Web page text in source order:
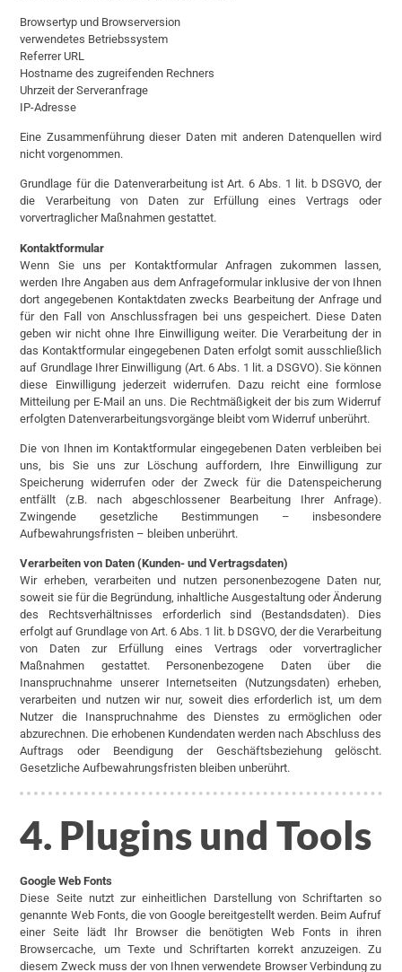
Browsertyp und Browserversion
verwendetes Betriebssystem
Referrer URL
Hostname des zugreifenden Rechners
Uhrzeit der Serveranfrage
IP-Adresse
Eine Zusammenführung dieser Daten mit anderen Datenquellen wird
nicht vorgenommen.
Grundlage für die Datenverarbeitung ist Art. 6 Abs. 1 lit. b DSGVO, der
die Verarbeitung von Daten zur Erfüllung eines Vertrags oder
vorvertraglicher Maßnahmen gestattet.
Kontaktformular
Wenn Sie uns per Kontaktformular Anfragen zukommen lassen,
werden Ihre Angaben aus dem Anfrageformular inklusive der von Ihnen
dort angegebenen Kontaktdaten zwecks Bearbeitung der Anfrage und
für den Fall von Anschlussfragen bei uns gespeichert. Diese Daten
geben wir nicht ohne Ihre Einwilligung weiter. Die Verarbeitung der in
das Kontaktformular eingegebenen Daten erfolgt somit ausschließlich
auf Grundlage Ihrer Einwilligung (Art. 6 Abs. 1 lit. a DSGVO). Sie können
diese Einwilligung jederzeit widerrufen. Dazu reicht eine formlose
Mitteilung per E-Mail an uns. Die Rechtmäßigkeit der bis zum Widerruf
erfolgten Datenverarbeitungsvorgänge bleibt vom Widerruf unberührt.
Die von Ihnen im Kontaktformular eingegebenen Daten verbleiben bei
uns, bis Sie uns zur Löschung auffordern, Ihre Einwilligung zur
Speicherung widerrufen oder der Zweck für die Datenspeicherung
entfällt (z.B. nach abgeschlossener Bearbeitung Ihrer Anfrage).
Zwingende gesetzliche Bestimmungen – insbesondere
Aufbewahrungsfristen – bleiben unberührt.
Verarbeiten von Daten (Kunden- und Vertragsdaten)
Wir erheben, verarbeiten und nutzen personenbezogene Daten nur,
soweit sie für die Begründung, inhaltliche Ausgestaltung oder Änderung
des Rechtsverhältnisses erforderlich sind (Bestandsdaten). Dies
erfolgt auf Grundlage von Art. 6 Abs. 1 lit. b DSGVO, der die Verarbeitung
von Daten zur Erfüllung eines Vertrags oder vorvertraglicher
Maßnahmen gestattet. Personenbezogene Daten über die
Inanspruchnahme unserer Internetseiten (Nutzungsdaten) erheben,
verarbeiten und nutzen wir nur, soweit dies erforderlich ist, um dem
Nutzer die Inanspruchnahme des Dienstes zu ermöglichen oder
abzurechnen. Die erhobenen Kundendaten werden nach Abschluss des
Auftrags oder Beendigung der Geschäftsbeziehung gelöscht.
Gesetzliche Aufbewahrungsfristen bleiben unberührt.
4. Plugins und Tools
Google Web Fonts
Diese Seite nutzt zur einheitlichen Darstellung von Schriftarten so
genannte Web Fonts, die von Google bereitgestellt werden. Beim Aufruf
einer Seite lädt Ihr Browser die benötigten Web Fonts in ihren
Browsercache, um Texte und Schriftarten korrekt anzuzeigen. Zu
diesem Zweck muss der von Ihnen verwendete Browser Verbindung zu